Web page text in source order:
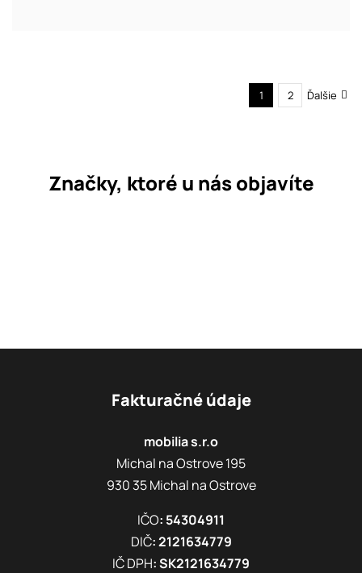
1 2 Ďalšie
Značky, ktoré u nás objavíte
Fakturačné údaje
mobilia s.r.o
Michal na Ostrove 195
930 35 Michal na Ostrove
IČO: 54304911
DIČ: 2121634779
IČ DPH: SK2121634779